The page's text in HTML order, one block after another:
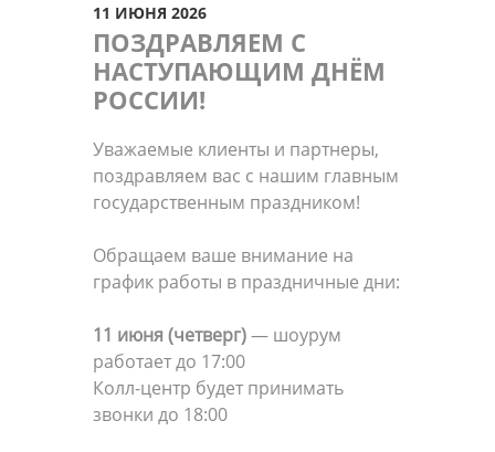
11 ИЮНЯ 2026
ПОЗДРАВЛЯЕМ С
НАСТУПАЮЩИМ ДНЁМ
РОССИИ!
Уважаемые клиенты и партнеры,
поздравляем вас с нашим главным
государственным праздником!
Обращаем ваше внимание на
график работы в праздничные дни:
11 июня (четверг)— шоурум
работает до 17:00
Колл-центр будет принимать
звонки до 18:00